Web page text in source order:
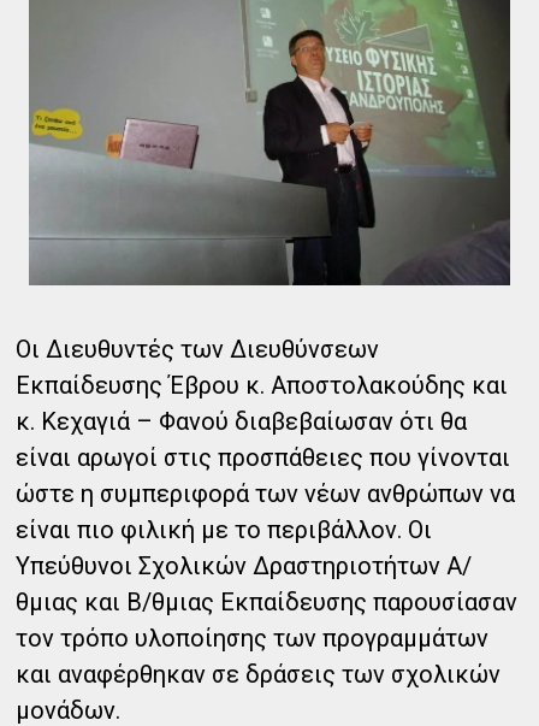
Οι Διευθυντές των Διευθύνσεων
Εκπαίδευσης Έβρου κ. Αποστολακούδης και
κ. Κεχαγιά – Φανού διαβεβαίωσαν ότι θα
είναι αρωγοί στις προσπάθειες που γίνονται
ώστε η συμπεριφορά των νέων ανθρώπων να
είναι πιο φιλική με το περιβάλλον. Οι
Υπεύθυνοι Σχολικών Δραστηριοτήτων Α/
θμιας και Β/θμιας Εκπαίδευσης παρουσίασαν
τον τρόπο υλοποίησης των προγραμμάτων
και αναφέρθηκαν σε δράσεις των σχολικών
μονάδων.